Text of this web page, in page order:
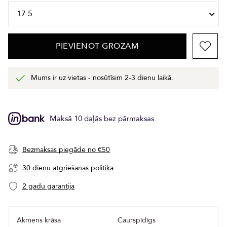
PIEVIENOT GROZAM
Mums ir uz vietas - nosūtīsim 2-3 dienu laikā.
Maksā 10 daļās bez pārmaksas.
Bezmaksas piegāde no €50
30 dienu atgriešanas politika
2 gadu garantija
Akmens krāsa Caurspīdīgs